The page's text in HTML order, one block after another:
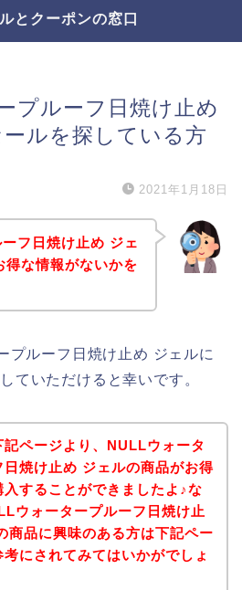
とクーポンの窓口
プルーフ日焼け止め
ルを探している方
2021年1月18日
フ日焼け止め ジェ
得な情報がないかを
プルーフ日焼け止め ジェルに
ていただけると幸いです。
記ページより、NULLウォータ
日焼け止め ジェルの商品がお得
入することができましたよ♪な
ウォータープルーフ日焼け止
商品に興味のある方は下記ペー
考にされてみてはいかがでしょ